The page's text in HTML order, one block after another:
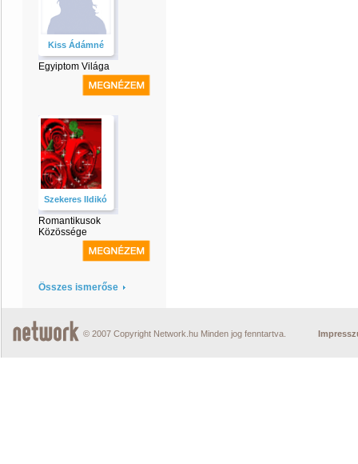
Kiss Ádámné
Egyiptom Világa
Szekeres Ildikó
Romantikusok
Közössége
Összes ismerőse
© 2007 Copyright Network.hu Minden jog fenntartva.